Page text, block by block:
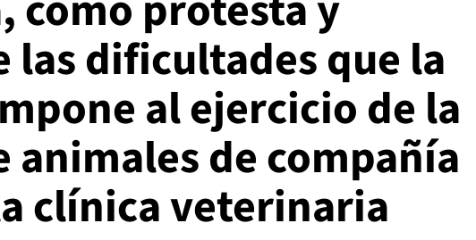
las dificultades que la
al ejercicio de la
animales de compañía
clínica veterinaria